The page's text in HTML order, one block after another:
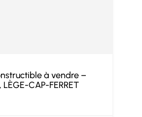
à vendre –
LÈGE-CAP-FERRET